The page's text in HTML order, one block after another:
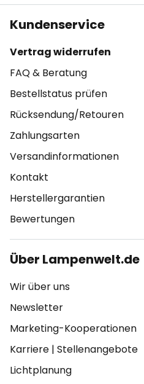
Kundenservice
Vertrag widerrufen
FAQ & Beratung
Bestellstatus prüfen
Rücksendung/Retouren
Zahlungsarten
Versandinformationen
Kontakt
Herstellergarantien
Bewertungen
Über Lampenwelt.de
Wir über uns
Newsletter
Marketing-Kooperationen
Karriere | Stellenangebote
Lichtplanung